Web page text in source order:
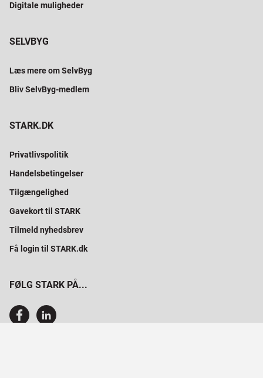
Digitale muligheder
SELVBYG
Læs mere om SelvByg
Bliv SelvByg-medlem
STARK.DK
Privatlivspolitik
Handelsbetingelser
Tilgængelighed
Gavekort til STARK
Tilmeld nyhedsbrev
Få login til STARK.dk
FØLG STARK PÅ...